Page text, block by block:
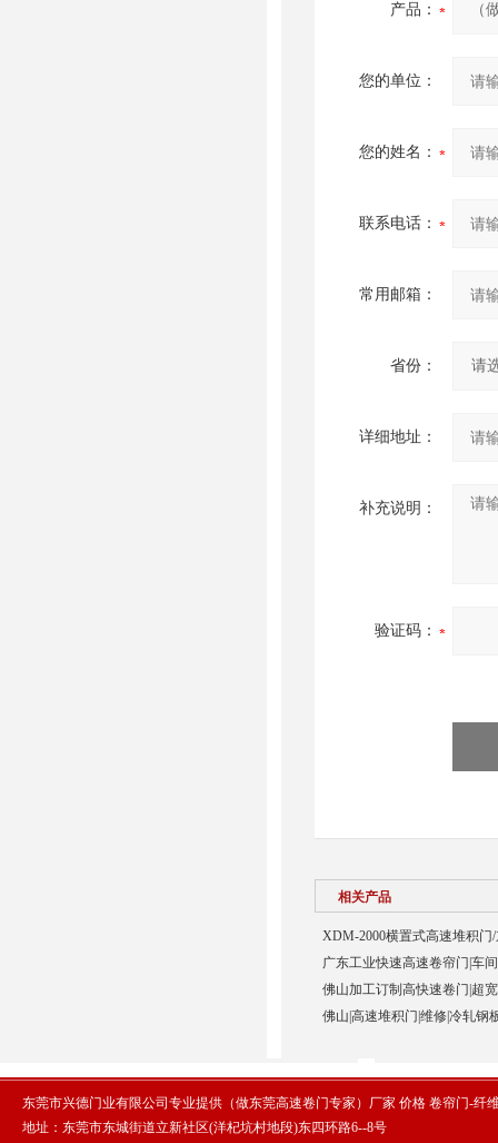
产品：
您的单位：
您的姓名：
联系电话：
常用邮箱：
省份：
详细地址：
补充说明：
验证码：
相关产品
XDM-2000横置式高速堆积门
广东工业快速高速卷帘门|车
佛山加工订制高快速卷门|超
佛山|高速堆积门|维修|冷轧钢
东莞市兴德门业有限公司专业提供（做东莞高速卷门专家）厂家 价格 卷帘门-纤
地址：东莞市东城街道立新社区(洋杞坑村地段)东四环路6--8号